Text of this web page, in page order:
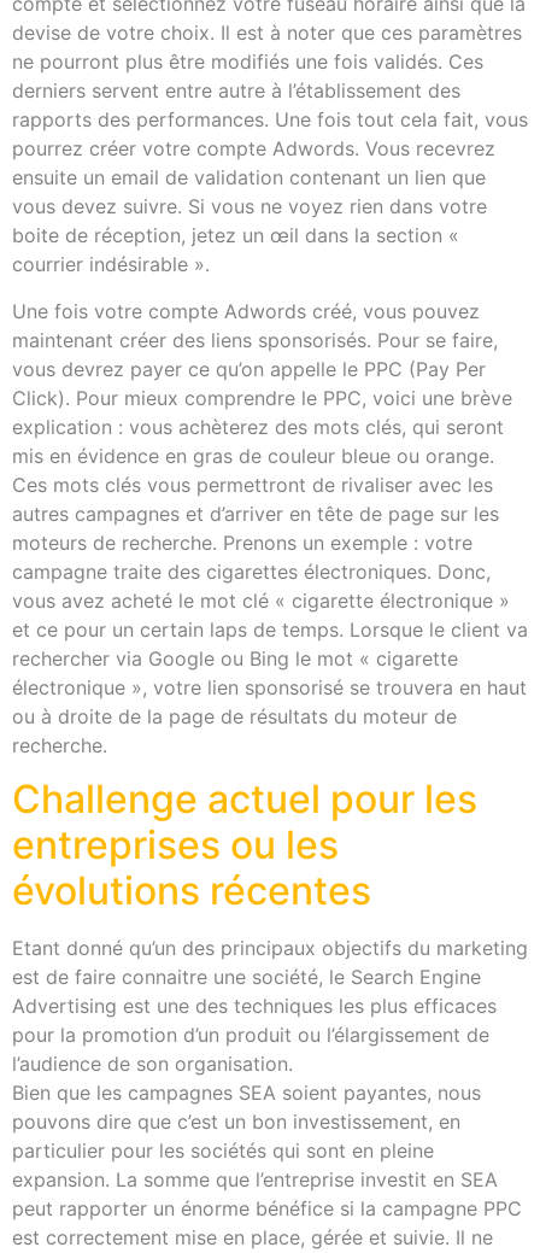
devise de votre choix. Il est à noter que ces paramètres
ne pourront plus être modifiés une fois validés. Ces
derniers servent entre autre à l’établissement des
rapports des performances. Une fois tout cela fait, vous
pourrez créer votre compte Adwords. Vous recevrez
ensuite un email de validation contenant un lien que
vous devez suivre. Si vous ne voyez rien dans votre
boite de réception, jetez un œil dans la section «
courrier indésirable ».
Une fois votre compte Adwords créé, vous pouvez
maintenant créer des liens sponsorisés. Pour se faire,
vous devrez payer ce qu’on appelle le PPC (Pay Per
Click). Pour mieux comprendre le PPC, voici une brève
explication : vous achèterez des mots clés, qui seront
mis en évidence en gras de couleur bleue ou orange.
Ces mots clés vous permettront de rivaliser avec les
autres campagnes et d’arriver en tête de page sur les
moteurs de recherche. Prenons un exemple : votre
campagne traite des cigarettes électroniques. Donc,
vous avez acheté le mot clé « cigarette électronique »
et ce pour un certain laps de temps. Lorsque le client va
rechercher via Google ou Bing le mot « cigarette
électronique », votre lien sponsorisé se trouvera en haut
ou à droite de la page de résultats du moteur de
recherche.
Challenge actuel pour les
entreprises ou les
évolutions récentes
Etant donné qu’un des principaux objectifs du marketing
est de faire connaitre une société, le Search Engine
Advertising est une des techniques les plus efficaces
pour la promotion d’un produit ou l’élargissement de
l’audience de son organisation.
Bien que les campagnes SEA soient payantes, nous
pouvons dire que c’est un bon investissement, en
particulier pour les sociétés qui sont en pleine
expansion. La somme que l’entreprise investit en SEA
peut rapporter un énorme bénéfice si la campagne PPC
est correctement mise en place, gérée et suivie. Il ne